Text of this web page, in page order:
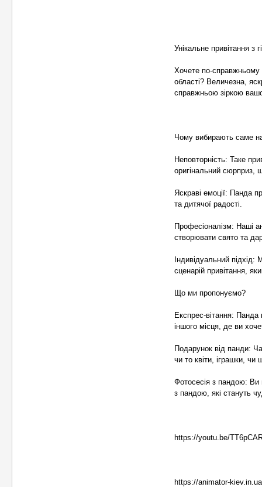
Унікальне привітання з
Хочете по-справжньому
області? Величезна,
справжньою зіркою
Чому вибирають саме
Неповторність: Таке
оригінальний сюрприз,
Яскраві емоції: Панда
та дитячої радості.
Професіоналізм: Наші
створювати свято та
Індивідуальний
сценарій привітання,
Що ми пропонуємо?
Експрес-вітання:
іншого місця, де ви
Подарунок від панди:
чи то квіти, іграшки, чи
Фотосесія з пандою: Ви
з пандою, які стануть
https://youtu.be/
https://animator-